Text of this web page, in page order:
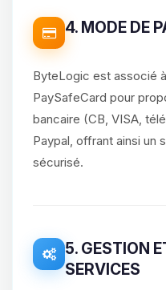
4. MODE DE
ByteLogic est associé
PaySafeCard pour
bancaire (CB, VISA,
Paypal, offrant ainsi un
sécurisé.
5. GESTION
SERVICES